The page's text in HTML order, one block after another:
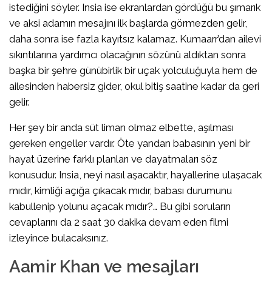
istediğini söyler. Insia ise ekranlardan gördüğü bu şımarık
ve aksi adamın mesajını ilk başlarda görmezden gelir,
daha sonra ise fazla kayıtsız kalamaz. Kumaarr’dan ailevi
sıkıntılarına yardımcı olacağının sözünü aldıktan sonra
başka bir şehre günübirlik bir uçak yolculuğuyla hem de
ailesinden habersiz gider, okul bitiş saatine kadar da geri
gelir.
Her şey bir anda süt liman olmaz elbette, aşılması
gereken engeller vardır. Öte yandan babasının yeni bir
hayat üzerine farklı planları ve dayatmaları söz
konusudur. Insia, neyi nasıl aşacaktır, hayallerine ulaşacak
mıdır, kimliği açığa çıkacak mıdır, babası durumunu
kabullenip yolunu açacak mıdır?… Bu gibi soruların
cevaplarını da 2 saat 30 dakika devam eden filmi
izleyince bulacaksınız.
Aamir Khan ve mesajları